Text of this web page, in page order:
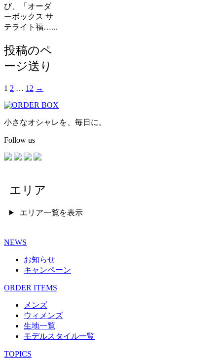
び、「オーダ
ーボックス サ
テライト福…...
投稿のペ
ージ送り
1 2 … 12 →
小さなオシャレを、毎日に。
Follow us
エリア
エリア一覧を表示
NEWS
お知らせ
キャンペーン
ORDER ITEMS
メンズ
ウィメンズ
生地一覧
モデルスタイル一覧
TOPICS